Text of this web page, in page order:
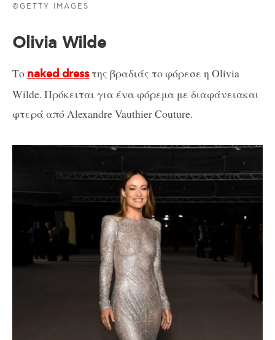
©GETTY IMAGES
Olivia Wilde
Το naked dressτης βραδιάς το φόρεσε η Olivia
Wilde. Πρόκειται για ένα φόρεμα με διαφάνειακαι
φτερά από Alexandre Vauthier Couture.